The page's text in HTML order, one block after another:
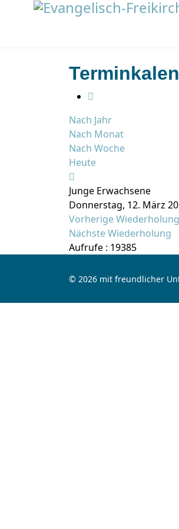
Nach Jahr
Nach Monat
Nach Woche
Heute
Junge Erwachsene
Donnerstag, 12. März
Vorherige Wiederholung
Nächste Wiederholung
Aufrufe : 19385
© 2026 mit freundlicher